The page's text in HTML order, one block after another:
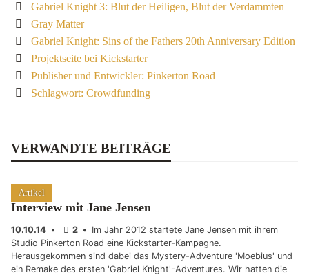
Gabriel Knight 3: Blut der Heiligen, Blut der Verdammten
Gray Matter
Gabriel Knight: Sins of the Fathers 20th Anniversary Edition
Projektseite bei Kickstarter
Publisher und Entwickler: Pinkerton Road
Schlagwort: Crowdfunding
VERWANDTE BEITRÄGE
Artikel
Interview mit Jane Jensen
10.10.14 • 2 • Im Jahr 2012 startete Jane Jensen mit ihrem
Studio Pinkerton Road eine Kickstarter-Kampagne.
Herausgekommen sind dabei das Mystery-Adventure 'Moebius' und
ein Remake des ersten 'Gabriel Knight'-Adventures. Wir hatten die